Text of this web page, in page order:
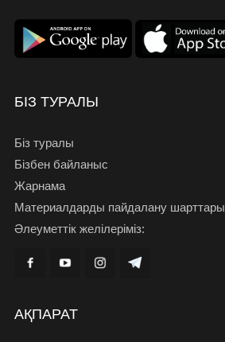
БІЗ ТУРАЛЫ
Біз туралы
Бізбен байланыс
Жарнама
Материалдарды пайдалану шарттары
Әлеуметтік желілеріміз:
АҚПАРАТ